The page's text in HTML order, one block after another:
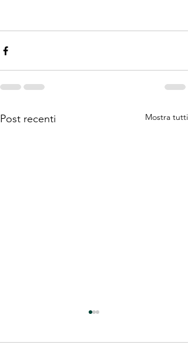
Post recenti Mostra tutti